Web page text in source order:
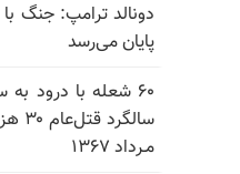
دونالد ترامپ: جنگ
پایان می‌رسد
۶۰ شعله با درود
مـرداد ۱۳۶۷